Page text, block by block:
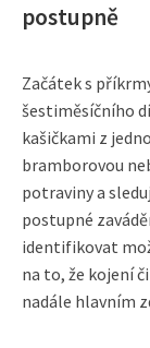
postupně
Začátek s
šestiměsíčního
kašičkami z
bramborovou
potraviny a
postupné
identifikovat
na to, že kojení
nadále hlavním